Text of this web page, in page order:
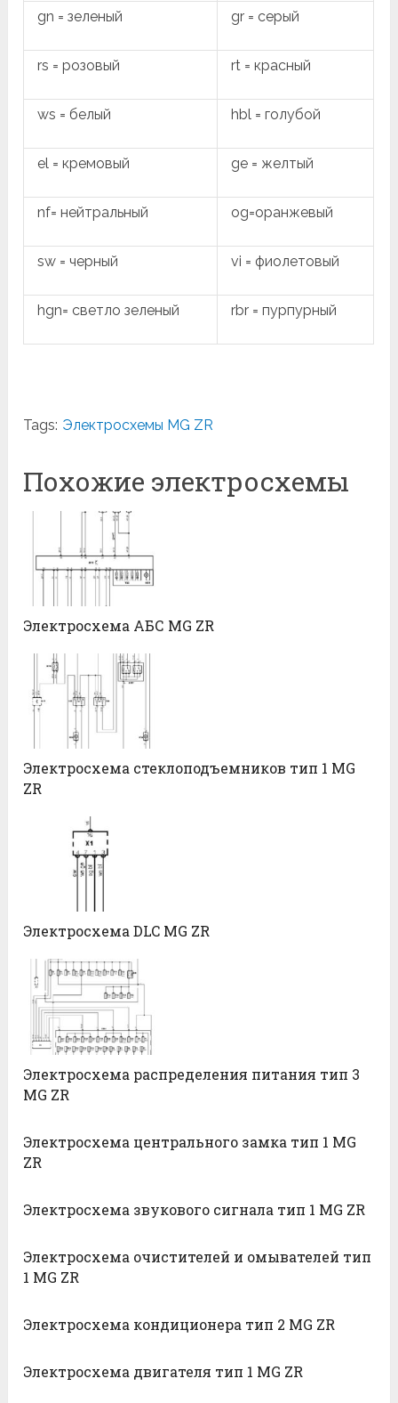
gn = зеленый gr = серый
rs = розовый rt = красный
ws = белый hbl = голубой
el = кремовый ge = желтый
nf= нейтральный og=оранжевый
sw = черный vi = фиолетовый
hgn= светло зеленый rbr = пурпурный
Tags: Электросхемы MG ZR
Похожие электросхемы
Электросхема АБС MG ZR
Электросхема стеклоподъемников тип 1 MG
ZR
Электросхема DLC MG ZR
Электросхема распределения питания тип 3
MG ZR
Электросхема центрального замка тип 1 MG
ZR
Электросхема звукового сигнала тип 1 MG ZR
Электросхема очистителей и омывателей тип
1 MG ZR
Электросхема кондиционера тип 2 MG ZR
Электросхема двигателя тип 1 MG ZR